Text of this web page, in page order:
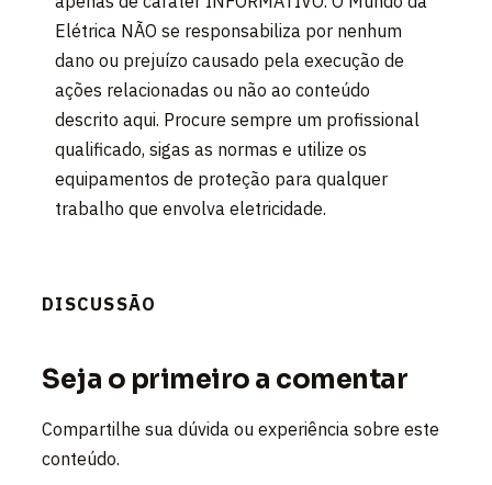
Elétrica NÃO se responsabiliza por nenhum
dano ou prejuízo causado pela execução de
ações relacionadas ou não ao conteúdo
descrito aqui. Procure sempre um profissional
qualificado, sigas as normas e utilize os
equipamentos de proteção para qualquer
trabalho que envolva eletricidade.
DISCUSSÃO
Seja o primeiro a comentar
Compartilhe sua dúvida ou experiência sobre este
conteúdo.